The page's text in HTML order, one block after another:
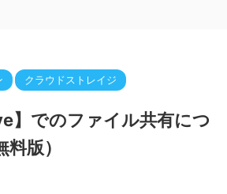
クラウドストレイジ
】でのファイル共有につ
版）